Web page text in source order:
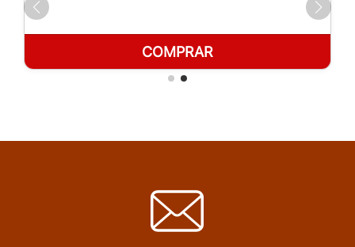
COMPRAR